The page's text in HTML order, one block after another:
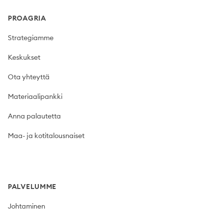
PROAGRIA
Strategiamme
Keskukset
Ota yhteyttä
Materiaalipankki
Anna palautetta
Maa- ja kotitalousnaiset
PALVELUMME
Johtaminen